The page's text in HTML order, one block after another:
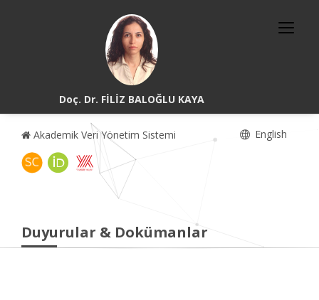
Doç. Dr. FİLİZ BALOĞLU KAYA
Akademik Veri Yönetim Sistemi English
Duyurular & Dokümanlar